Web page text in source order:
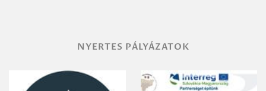
NYERTES PÁLYÁZATOK